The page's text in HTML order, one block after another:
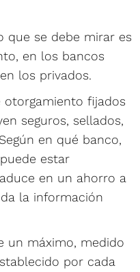
que se debe mirar es
en los bancos
los privados.
otorgamiento fijados
seguros, sellados,
en qué banco,
estar
en un ahorro a
la información
un máximo, medido
por cada